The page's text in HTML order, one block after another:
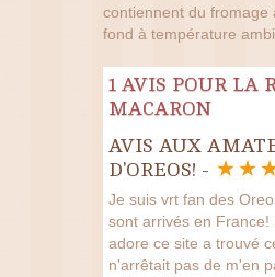
contiennent du fromage
fond à température
1 AVIS POUR LA
MACARON
AVIS AUX
D'OREOS! -
Je suis vrt fan des
sont arrivés en France!
adore ce site a trouvé
n'arrêtait pas de m'en